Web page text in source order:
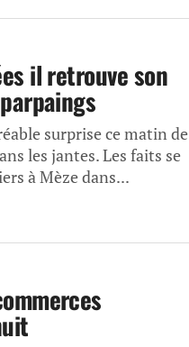
il retrouve son
surprise ce matin de
les jantes. Les faits se
à Mèze dans...